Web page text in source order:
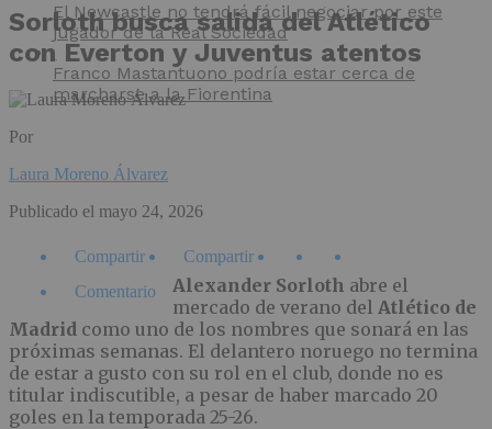
El Newcastle no tendrá fácil negociar por este
jugador de la Real Sociedad
Franco Mastantuono podría estar cerca de
marcharse a la Fiorentina
Sorloth busca salida del Atlético
con Everton y Juventus atentos
Por
Laura Moreno Álvarez
Publicado el mayo 24, 2026
Compartir
Compartir
Comentario
Alexander Sorloth abre el
mercado de verano del Atlético de
Madrid como uno de los nombres que sonará en las
próximas semanas. El delantero noruego no termina
de estar a gusto con su rol en el club, donde no es
titular indiscutible, a pesar de haber marcado 20
goles en la temporada 25-26.